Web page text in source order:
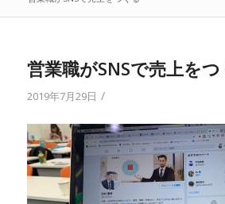
営業職がSNSで売上をつ
2019年7月29日 /